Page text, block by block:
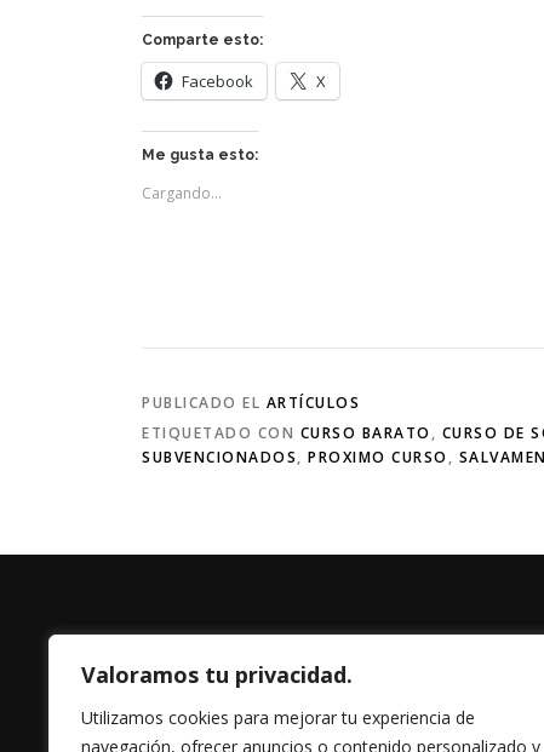
Valoramos tu privacidad.
Utilizamos cookies para mejorar tu experiencia de
navegación, ofrecer anuncios o contenido personalizado y
Comparte esto:
Facebook X
Me gusta esto:
Cargando...
PUBLICADO EL ARTÍCULOS
ETIQUETADO CON CURSO BARATO , CURSO DE
SUBVENCIONADOS, PROXIMO CURSO ,